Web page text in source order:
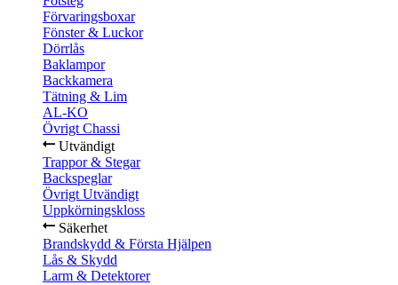
Förvaringsboxar
Fönster & Luckor
Dörrlås
Baklampor
Backkamera
Tätning & Lim
AL-KO
Övrigt Chassi
Utvändigt
Trappor & Stegar
Backspeglar
Övrigt Utvändigt
Uppkörningskloss
Säkerhet
Brandskydd & Första Hjälpen
Lås & Skydd
Larm & Detektorer